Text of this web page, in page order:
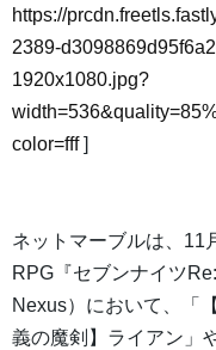
https://
2389-
1920x1080.jpg?
color=fff]
ネットマーブルは、11
RPG『セブンナイツ
Nexus）において、「
義の魔剣】ライアン」